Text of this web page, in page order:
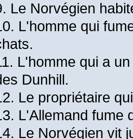
Le Norvégien
L'homme qui
L'homme qui a
Dunhill.
Le propriétaire
L'Allemand fume
Le Norvégien vit